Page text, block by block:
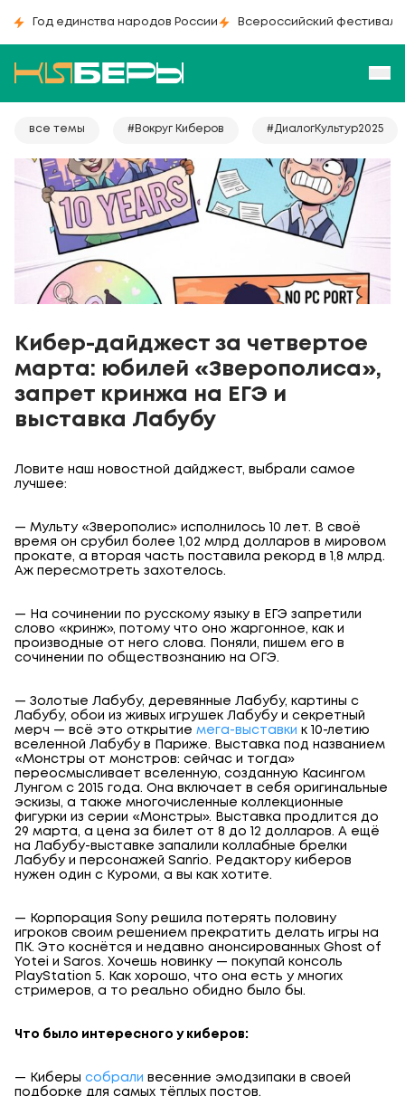
Год единства народов России Всероссийский фестиваль
все темы #Вокруг Киберов #ДиалогКультур2025
Кибер-дайджест за четвертое
марта: юбилей «Зверополиса»,
запрет кринжа на ЕГЭ и
выставка Лабубу
Ловите наш новостной дайджест, выбрали самое
лучшее:
— Мульту «Зверополис» исполнилось 10 лет. В своё
время он срубил более 1,02 млрд долларов в мировом
прокате, а вторая часть поставила рекорд в 1,8 млрд.
Аж пересмотреть захотелось.
— На сочинении по русскому языку в ЕГЭ запретили
слово «кринж», потому что оно жаргонное, как и
производные от него слова. Поняли, пишем его в
сочинении по обществознанию на ОГЭ.
— Золотые Лабубу, деревянные Лабубу, картины с
Лабубу, обои из живых игрушек Лабубу и секретный
мерч — всё это открытие мега-выставки к 10-летию
вселенной Лабубу в Париже. Выставка под названием
«Монстры от монстров: сейчас и тогда»
переосмысливает вселенную, созданную Касингом
Лунгом с 2015 года. Она включает в себя оригинальные
эскизы, а также многочисленные коллекционные
фигурки из серии «Монстры». Выставка продлится до
29 марта, а цена за билет от 8 до 12 долларов. А ещё
на Лабубу-выставке запалили коллабные брелки
Лабубу и персонажей Sanrio. Редактору киберов
нужен один с Куроми, а вы как хотите.
— Корпорация Sony решила потерять половину
игроков своим решением прекратить делать игры на
ПК. Это коснётся и недавно анонсированных Ghost of
Yotei и Saros. Хочешь новинку — покупай консоль
PlayStation 5. Как хорошо, что она есть у многих
стримеров, а то реально обидно было бы.
Что было интересного у киберов:
— Киберы собрали весенние эмодзипаки в своей
подборке для самых тёплых постов.